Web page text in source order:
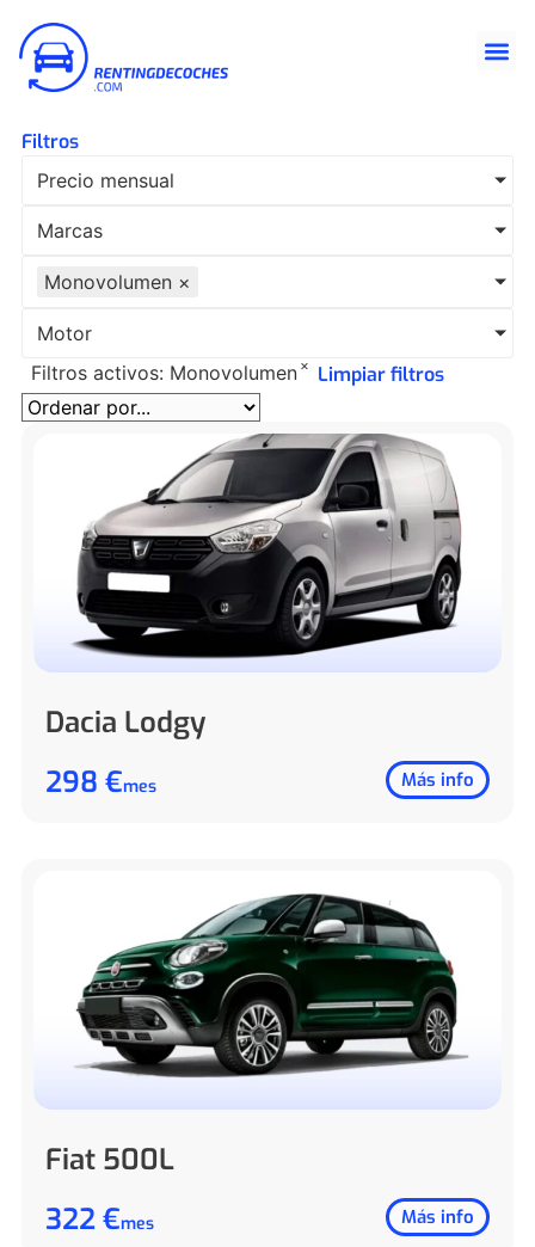
Filtros
Precio mensual
Marcas
Monovolumen ×
Motor
Filtros activos: Monovolumen × Limpiar filtros
Dacia Lodgy
298 €mes Más info
Fiat 500L
322 €mes Más info